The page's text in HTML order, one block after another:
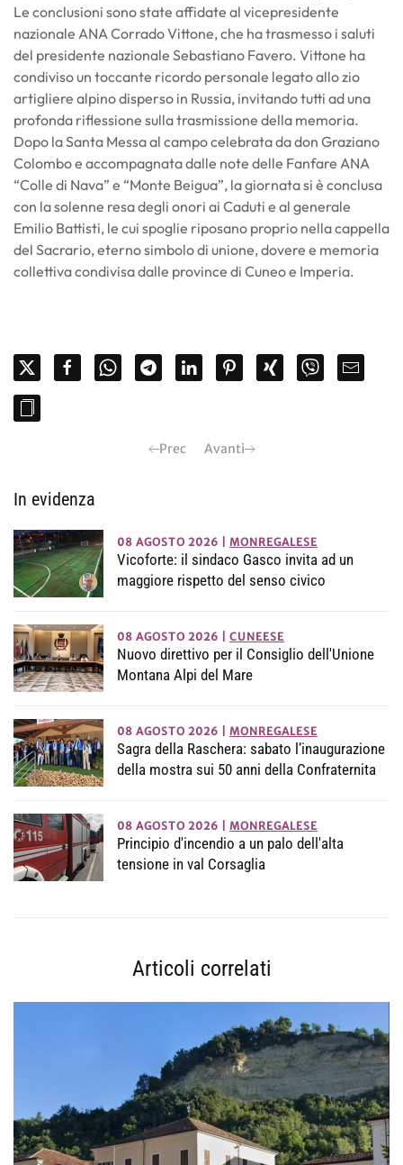
Le conclusioni sono state affidate al vicepresidente
nazionale ANA Corrado Vittone, che ha trasmesso i saluti
del presidente nazionale Sebastiano Favero. Vittone ha
condiviso un toccante ricordo personale legato allo zio
artigliere alpino disperso in Russia, invitando tutti ad una
profonda riflessione sulla trasmissione della memoria.
Dopo la Santa Messa al campo celebrata da don Graziano
Colombo e accompagnata dalle note delle Fanfare ANA
“Colle di Nava” e “Monte Beigua”, la giornata si è conclusa
con la solenne resa degli onori ai Caduti e al generale
Emilio Battisti, le cui spoglie riposano proprio nella cappella
del Sacrario, eterno simbolo di unione, dovere e memoria
collettiva condivisa dalle province di Cuneo e Imperia.
Prec Avanti
In evidenza
08 AGOSTO 2026 MONREGALESE
Vicoforte: il sindaco Gasco invita ad un
maggiore rispetto del senso civico
08 AGOSTO 2026 CUNEESE
Nuovo direttivo per il Consiglio dell'Unione
Montana Alpi del Mare
08 AGOSTO 2026 MONREGALESE
Sagra della Raschera: sabato l’inaugurazione
della mostra sui 50 anni della Confraternita
08 AGOSTO 2026 MONREGALESE
Principio d'incendio a un palo dell'alta
tensione in val Corsaglia
Articoli correlati